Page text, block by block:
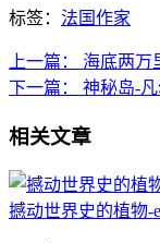
标签： 法国作家
上一篇：
海底两万
下一篇：
神秘岛-凡
相关文章
撼动世界史的植物-